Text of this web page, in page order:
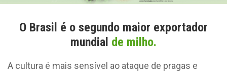
O Brasil é o segundo maior exportador
mundial de milho.
A cultura é mais sensível ao ataque de pragas e